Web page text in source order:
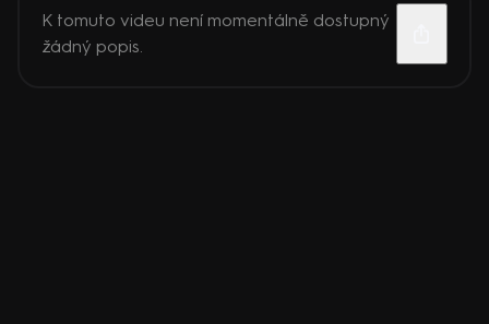
K tomuto videu není momentálně dostupný
žádný popis.